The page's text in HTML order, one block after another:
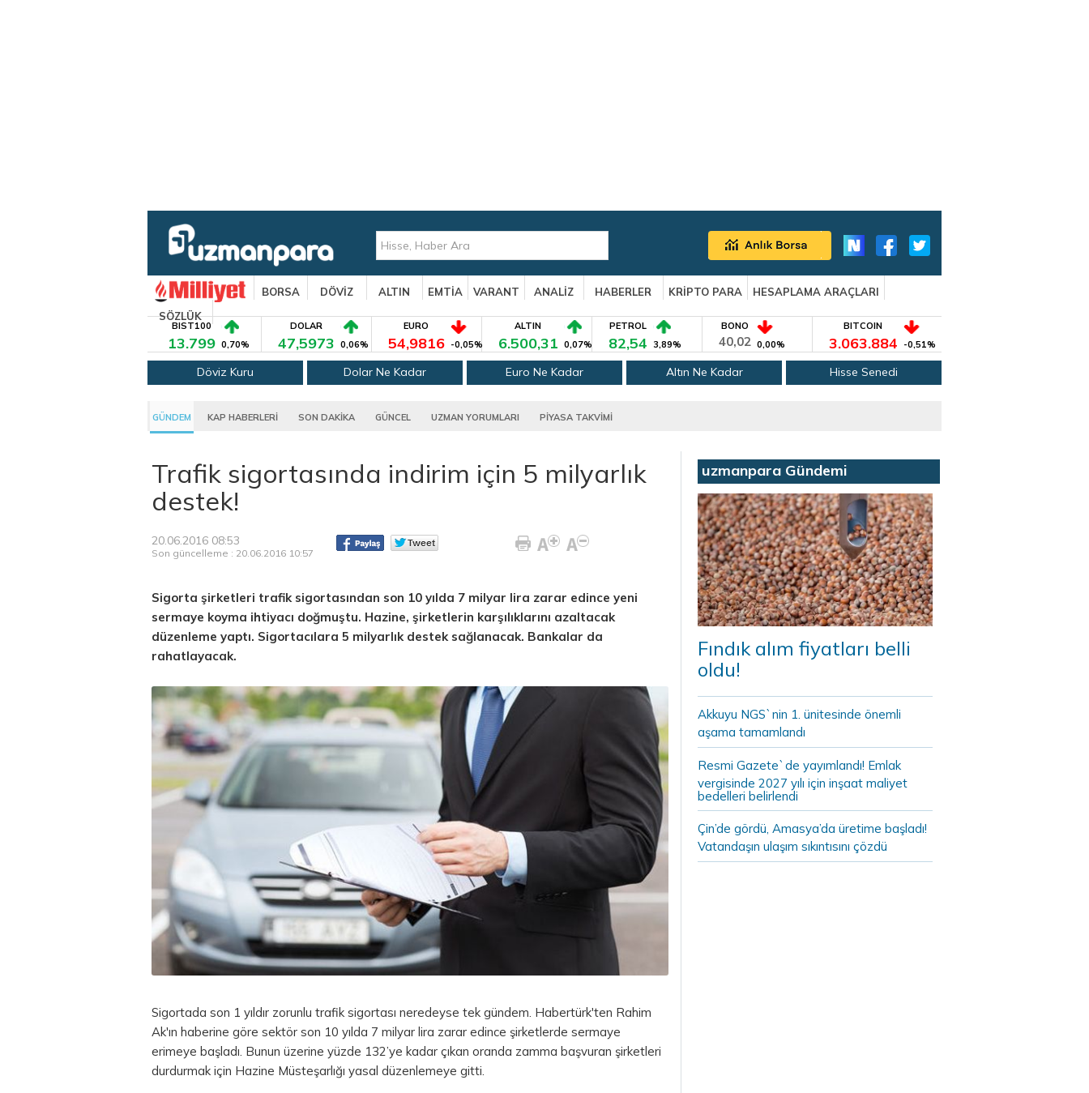
BORSA DÖVİZ ALTIN EMTİA VARANT ANALİZ HABERLER KRİPTO PARA
HESAPLAMA ARAÇLARI
SÖZLÜK
BIST100
13.799 0,70%
DOLAR
47,5973 0,06%
EURO
54,9816 -0,05%
ALTIN
6.500,31 0,07%
PETROL
82,54 3,89%
BONO
40,02 0,00%
BITCOIN
3.063.884 -0,51%
Döviz Kuru Dolar Ne Kadar Euro Ne Kadar Altın Ne Kadar Hisse Senedi
GÜNDEM KAP HABERLERİ SON DAKİKA GÜNCEL UZMAN YORUMLARI PİYASA TAKVİMİ
Trafik sigortasında indirim için 5 milyarlık
destek!
20.06.2016 08:53
Son güncelleme : 20.06.2016 10:57
Sigorta şirketleri trafik sigortasından son 10 yılda 7 milyar lira zarar edince yeni
sermaye koyma ihtiyacı doğmuştu. Hazine, şirketlerin karşılıklarını azaltacak
düzenleme yaptı. Sigortacılara 5 milyarlık destek sağlanacak. Bankalar da
rahatlayacak.
Sigortada son 1 yıldır zorunlu trafik sigortası neredeyse tek gündem. Habertürk'ten Rahim
Ak'ın haberine göre sektör son 10 yılda 7 milyar lira zarar edince şirketlerde sermaye
erimeye başladı. Bunun üzerine yüzde 132’ye kadar çıkan oranda zamma başvuran şirketleri
durdurmak için Hazine Müsteşarlığı yasal düzenlemeye gitti.
uzmanpara Gündemi
Fındık alım fiyatları belli
oldu!
Akkuyu NGS`nin 1. ünitesinde önemli
aşama tamamlandı
Resmi Gazete`de yayımlandı! Emlak
vergisinde 2027 yılı için inşaat maliyet
bedelleri belirlendi
Çin’de gördü, Amasya’da üretime başladı!
Vatandaşın ulaşım sıkıntısını çözdü